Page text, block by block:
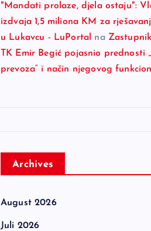
"Mandati prolaze, djela ostaju":
izdvaja 1,5 miliona KM za
u Lukavcu - LuPortal
na
TK Emir Begić pojasnio prednosti
prevoza“ i način njegovog
Archives
August 2026
Juli 2026